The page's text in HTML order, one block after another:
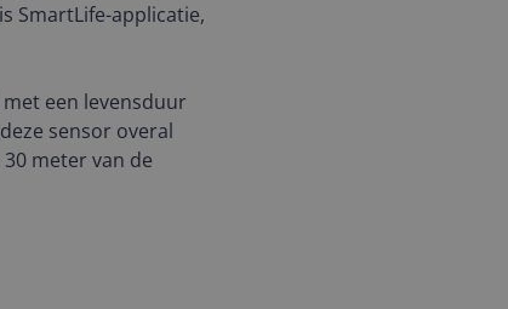
SmartLife-applicatie,
een levensduur
sensor overal
meter van de